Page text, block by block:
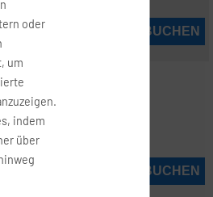
JETZT BUCHEN
la Frontera ( XRY )
JETZT BUCHEN
oder
um
indem
über